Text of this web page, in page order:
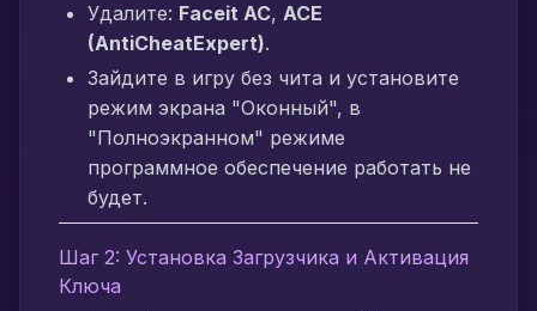
Удалите: Faceit AC, ACE
(AntiCheatExpert).
Зайдите в игру без чита и установите
режим экрана "Оконный", в
"Полноэкранном" режиме
программное обеспечение работать не
будет.
Шаг 2: Установка Загрузчика и Активация
Ключа